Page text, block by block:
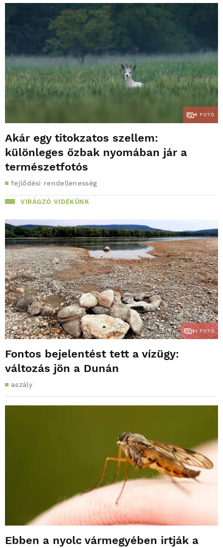
4 FOTÓ
Akár egy titokzatos szellem:
különleges őzbak nyomában jár a
természetfotós
fejlődési rendellenesség
VIRÁGZÓ VIDÉKÜNK
31 FOTÓ
Fontos bejelentést tett a vízügy:
változás jön a Dunán
aszály
Ebben a nyolc vármegyében irtják a